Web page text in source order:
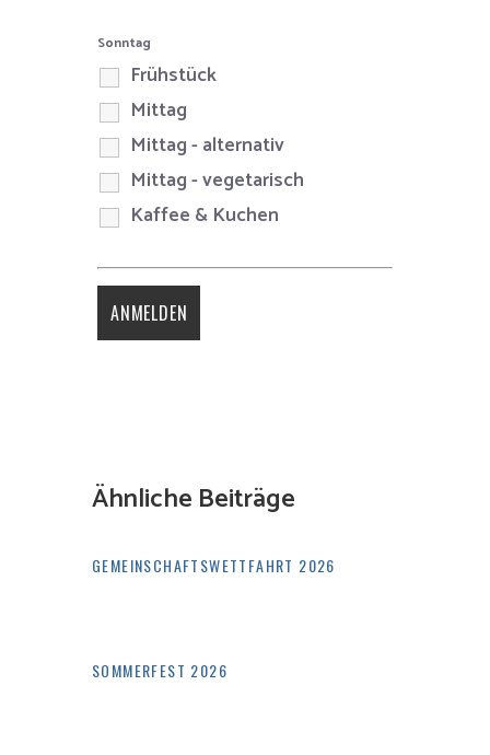
Sonntag
Frühstück
Mittag
Mittag - alternativ
Mittag - vegetarisch
Kaffee & Kuchen
Ähnliche Beiträge
GEMEINSCHAFTSWETTFAHRT 2026
SOMMERFEST 2026